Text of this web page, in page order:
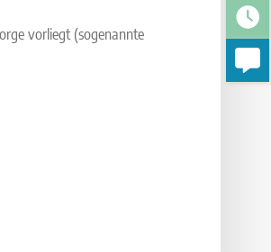
vorliegt (sogenannte